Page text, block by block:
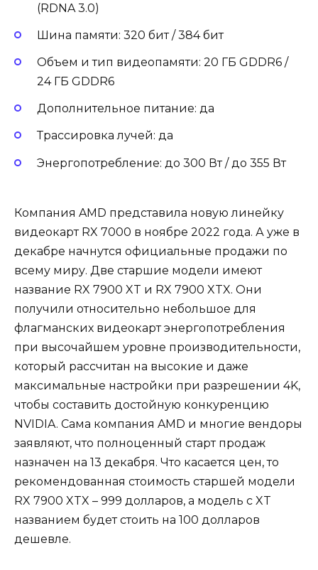
(RDNA 3.0)
Шина памяти: 320 бит / 384 бит
Объем и тип видеопамяти: 20 ГБ GDDR6 /
24 ГБ GDDR6
Дополнительное питание: да
Трассировка лучей: да
Энергопотребление: до 300 Вт / до 355 Вт
Компания AMD представила новую линейку
видеокарт RX 7000 в ноябре 2022 года. А уже в
декабре начнутся официальные продажи по
всему миру. Две старшие модели имеют
название RX 7900 XT и RX 7900 XTX. Они
получили относительно небольшое для
флагманских видеокарт энергопотребления
при высочайшем уровне производительности,
который рассчитан на высокие и даже
максимальные настройки при разрешении 4K,
чтобы составить достойную конкуренцию
NVIDIA. Сама компания AMD и многие вендоры
заявляют, что полноценный старт продаж
назначен на 13 декабря. Что касается цен, то
рекомендованная стоимость старшей модели
RX 7900 XTX – 999 долларов, а модель с XT
названием будет стоить на 100 долларов
дешевле.